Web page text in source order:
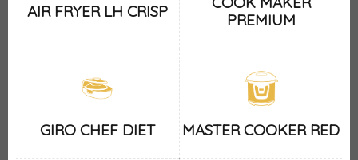
AIR FRYER LH CRISP
PREMIUM
GIRO CHEF DIET MASTER COOKER RED